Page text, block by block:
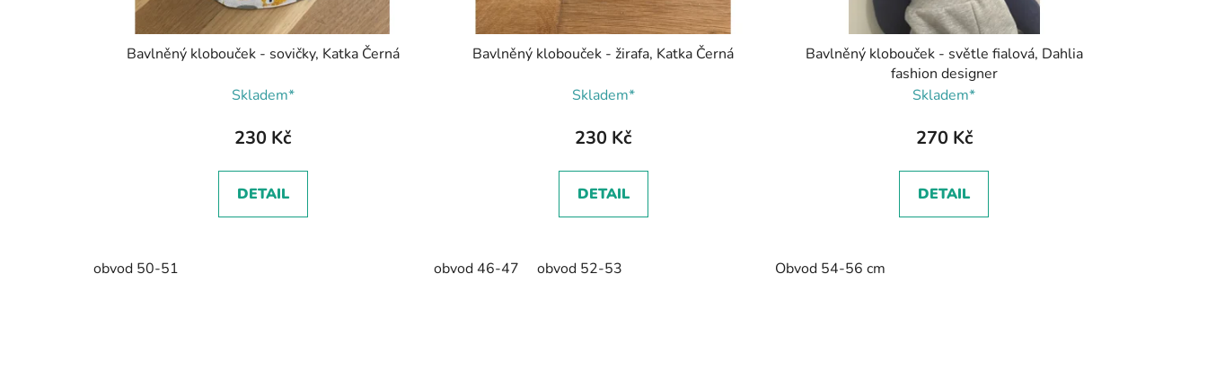
Bavlněný klobouček - sovičky, Katka Černá
Skladem*
230 Kč
DETAIL
obvod 50-51
Bavlněný klobouček - žirafa, Katka Černá
Skladem*
230 Kč
DETAIL
obvod 46-47 obvod 52-53
Bavlněný klobouček - světle fialová, Dahlia
fashion designer
Skladem*
270 Kč
DETAIL
Obvod 54-56 cm